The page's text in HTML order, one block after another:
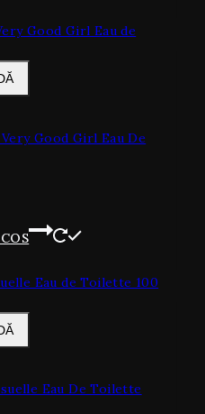
Good Girl Eau De
Eau De Toilette